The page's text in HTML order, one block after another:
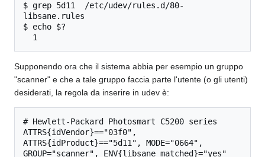
$ grep 5d11  /etc/udev/rules.d/80-
libsane.rules
$ echo $?
Supponendo ora che il sistema abbia per esempio un gruppo
"scanner" e che a tale gruppo faccia parte l'utente (o gli utenti)
desiderati, la regola da inserire in udev è:
# Hewlett-Packard Photosmart C5200 series
ATTRS{idVendor}=="03f0",
ATTRS{idProduct}=="5d11", MODE="0664",